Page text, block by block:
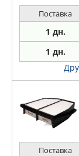
Поставка
1 дн.
1 дн.
Поставка